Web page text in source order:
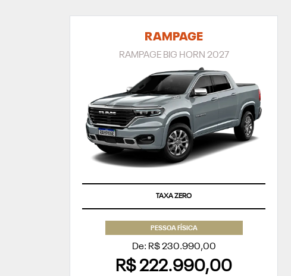
RAMPAGE
RAMPAGE BIG HORN 2027
TAXA ZERO
PESSOA FÍSICA
De: R$ 230.990,00
R$ 222.990,00